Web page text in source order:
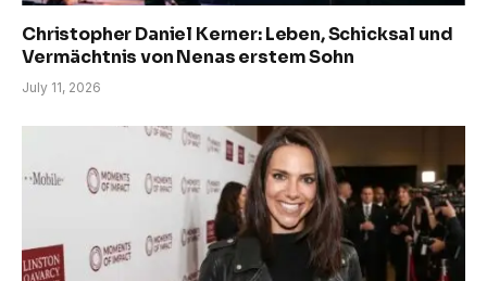
Christopher Daniel Kerner: Leben, Schicksal und
Vermächtnis von Nenas erstem Sohn
July 11, 2026